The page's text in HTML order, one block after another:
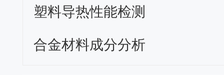
塑料导热性能检测
合金材料成分分析